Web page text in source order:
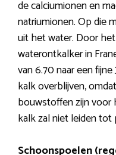
de calciumionen en
natriumionen. Op die
uit het water. Door
waterontkalker in
van 6.70 naar een
kalk overblijven,
bouwstoffen zijn voor
kalk zal niet leiden tot
Schoonspoelen